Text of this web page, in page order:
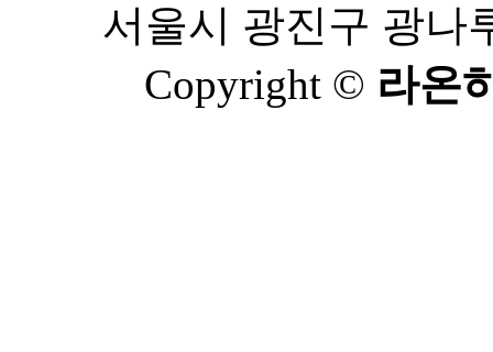
서울시 광진구 광나
Copyright © 라온